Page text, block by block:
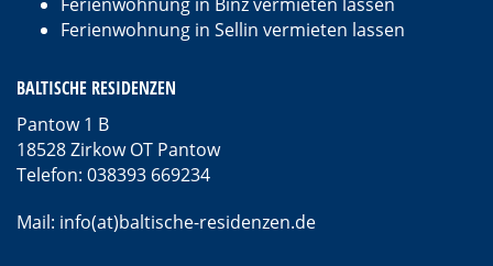
Ferienwohnung in Sellin vermieten lassen
BALTISCHE RESIDENZEN
Pantow 1 B
18528 Zirkow OT Pantow
Telefon: 038393 669234
Mail: info(at)baltische-residenzen.de